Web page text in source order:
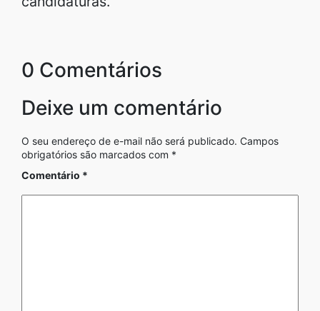
0 Comentários
Deixe um comentário
O seu endereço de e-mail não será publicado. Campos
obrigatórios são marcados com *
Comentário *